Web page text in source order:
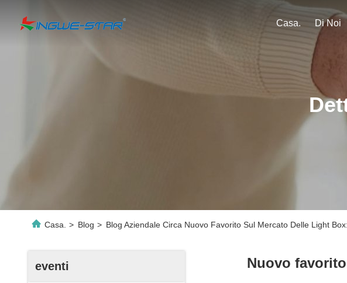
Casa. Di Noi
Casa. > Blog > Blog Aziendale Circa Nuovo Favorito Sul Mercato Delle Light
eventi Nuovo